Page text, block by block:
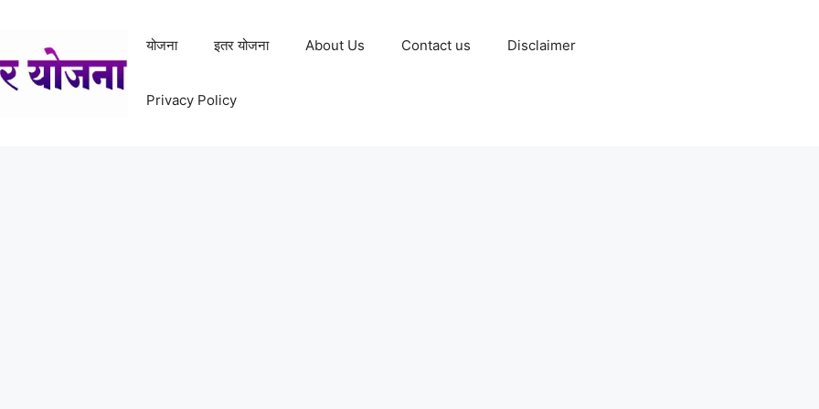
योजना इतर योजना About Us Contact us Disclaimer
Privacy Policy